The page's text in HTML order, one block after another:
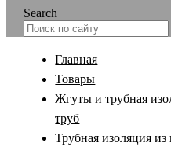
Search
Главная
Товары
Жгуты и трубная
труб
Трубная изоляция из